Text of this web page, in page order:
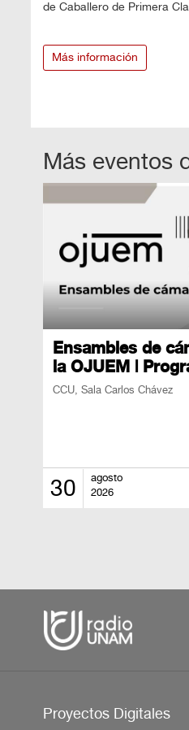
de Caballero de Primera
Más información
Más eventos
Ensambles de
la OJUEM |
CCU, Sala Carlos Chávez
30
agosto
2026
Proyectos Digitales